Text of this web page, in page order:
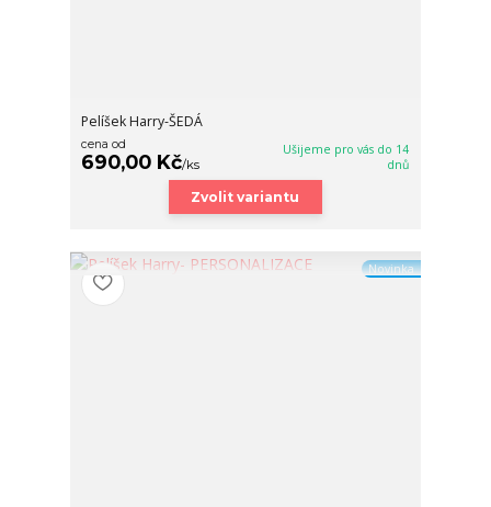
Pelíšek Harry-ŠEDÁ
cena od
690,00 Kč/ks
Ušijeme pro vás do 14
dnů
Zvolit variantu
Novinka